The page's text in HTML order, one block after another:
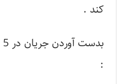
کند .
: